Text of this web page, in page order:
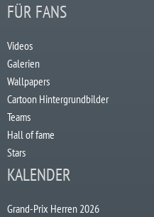
FÜR FANS
Videos
Galerien
Wallpapers
Cartoon Hintergrundbilder
Teams
Hall of fame
Stars
KALENDER
Grand-Prix Herren 2026